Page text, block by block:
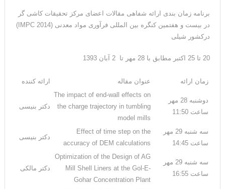
برنامه زمان بندی ارائه شفاهی مقالات اعضای مرکز تحقیقات کاشی گر
در بیست و هفتمین کنگره بین المللی فرآوری مواد معدنی (IMPC 2014)
درکشور شیلی
20 تا 25 اکتبر مطابق با 28 مهر تا 2 آبان 1393
زمان ارائه عنوان مقاله ارائه کننده
دوشنبه 28 مهر
ساعت 11:50
The impact of end-wall effects on
the charge trajectory in tumbling
model mills
دکتر بنیسی
سه شنبه 29 مهر
ساعت 14:45
Effect of time step on the
accuracy of DEM calculations
دکتر بنیسی
سه شنبه 29 مهر
ساعت 16:55
Optimization of the Design of AG
Mill Shell Liners at the Gol-E-
Gohar Concentration Plant
دکتر مالکی